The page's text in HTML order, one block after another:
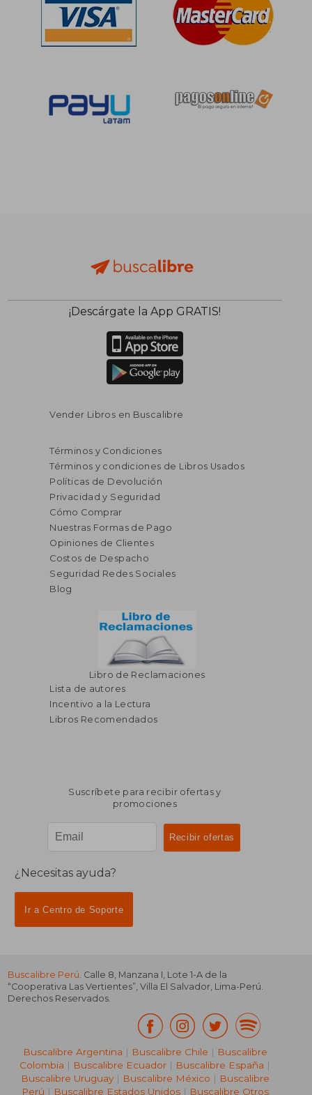
40%
dcto.
S/ 183,84
S/ 110,30
¡Descárgate la App GRATIS!
Vender Libros en Buscalibre
Términos y Condiciones
Términos y condiciones de Libros Usados
Políticas de Devolución
Privacidad y Seguridad
Cómo Comprar
Nuestras Formas de Pago
Opiniones de Clientes
Costos de Despacho
Seguridad Redes Sociales
Blog
Libro de Reclamaciones
Lista de autores
Incentivo a la Lectura
Libros Recomendados
Suscríbete para recibir ofertas y
promociones
¿Necesitas ayuda?
Ir a Centro de Soporte
Buscalibre Perú. Calle 8, Manzana I, Lote 1-A de la
“Cooperativa Las Vertientes”, Villa El Salvador, Lima-Perú.
Derechos Reservados.
Buscalibre Argentina | Buscalibre Chile | Buscalibre
Colombia | Buscalibre Ecuador | Buscalibre España |
Buscalibre Uruguay| Buscalibre México | Buscalibre
Perú | Buscalibre Estados Unidos| Buscalibre Otros